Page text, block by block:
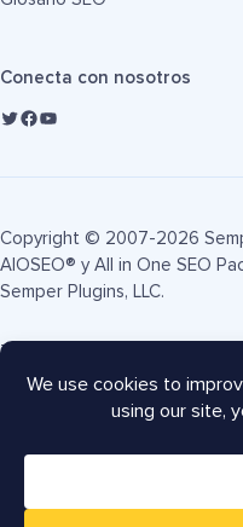
Conecta con nosotros
Copyright © 2007-2026
AIOSEO® y All in One SEO
Semper Plugins, LLC.
Términos de servicio
Divulgación FTC
Mapa